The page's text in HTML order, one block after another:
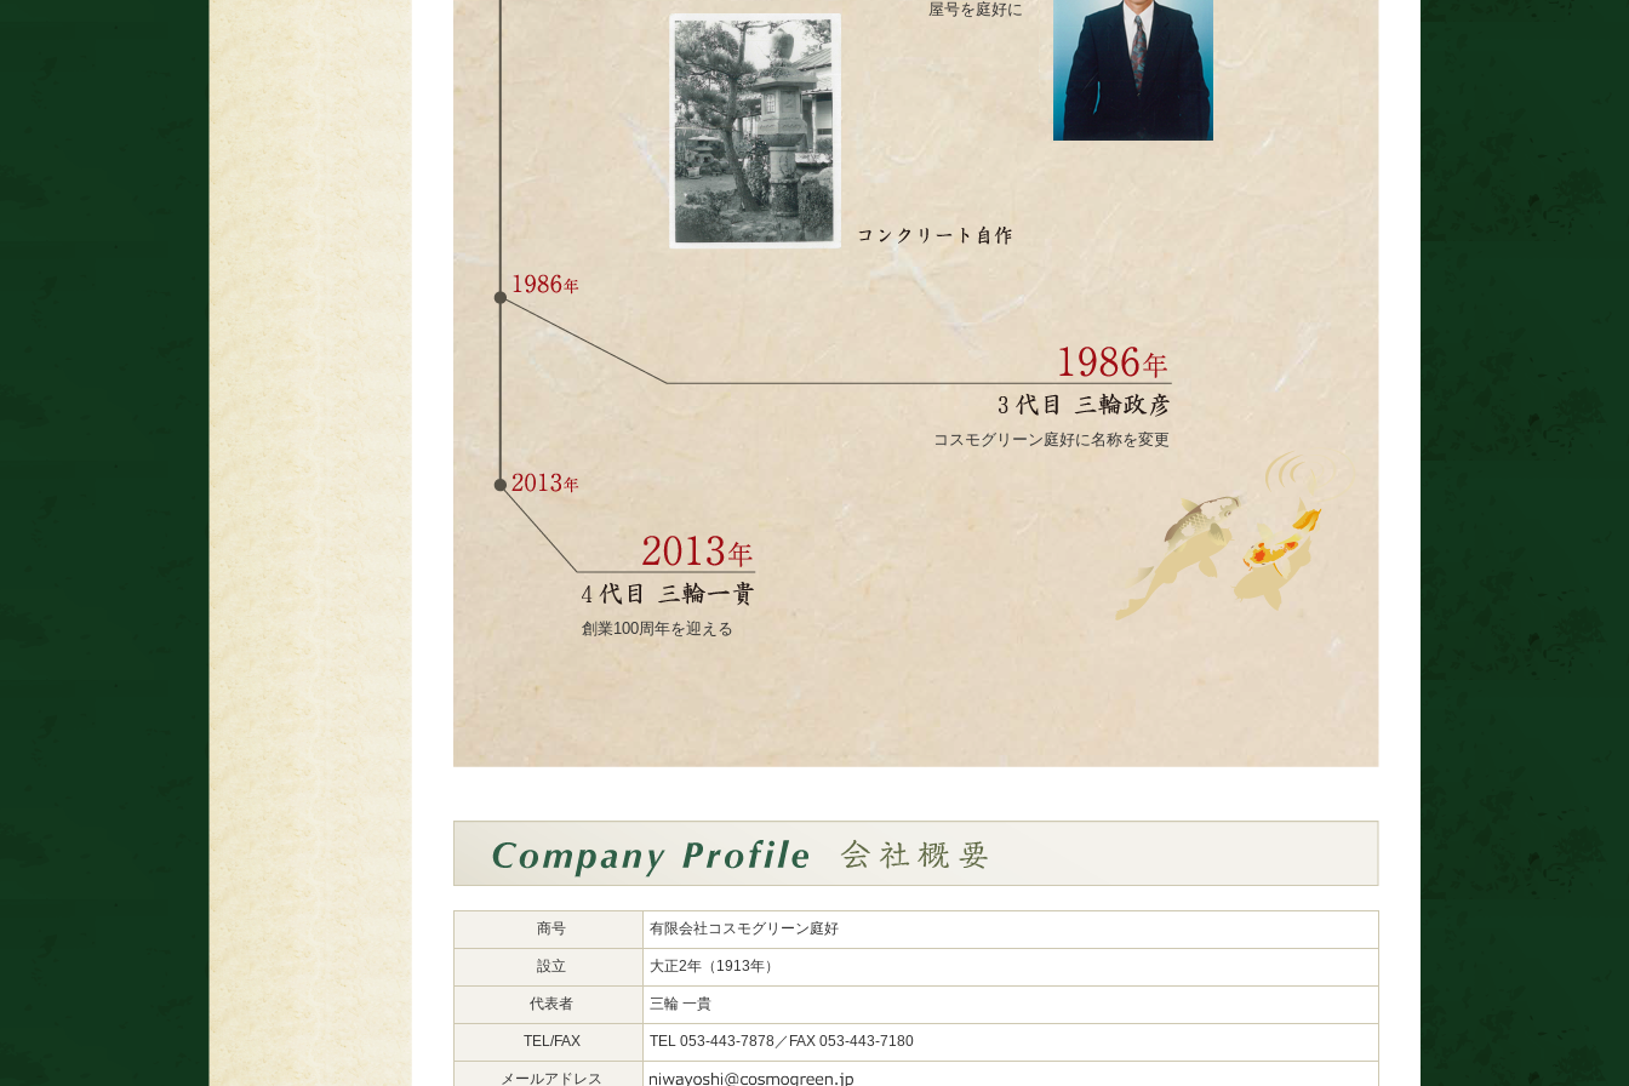
屋号を庭好に
コスモグリーン庭好に名称を変更
創業100周年を迎える
商号 有限会社コスモグリーン庭好
設立 大正2年（1913年）
代表者 三輪 一貴
TEL/FAX TEL 053-443-7878／FAX 053-443-7180
メールアドレス